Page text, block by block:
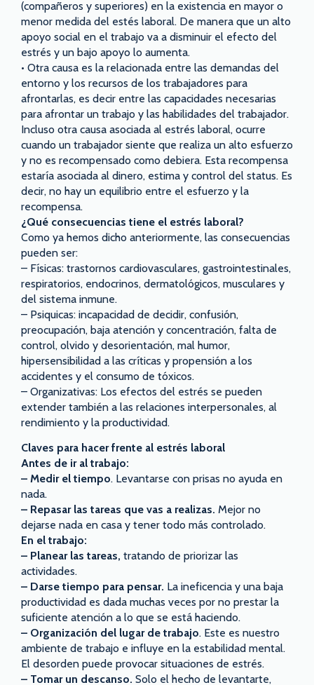
(compañeros y superiores) en la existencia en mayor o
menor medida del estés laboral. De manera que un alto
apoyo social en el trabajo va a disminuir el efecto del
estrés y un bajo apoyo lo aumenta.
• Otra causa es la relacionada entre las demandas del
entorno y los recursos de los trabajadores para
afrontarlas, es decir entre las capacidades necesarias
para afrontar un trabajo y las habilidades del trabajador.
Incluso otra causa asociada al estrés laboral, ocurre
cuando un trabajador siente que realiza un alto esfuerzo
y no es recompensado como debiera. Esta recompensa
estaría asociada al dinero, estima y control del status. Es
decir, no hay un equilibrio entre el esfuerzo y la
recompensa.
¿Qué consecuencias tiene el estrés laboral?
Como ya hemos dicho anteriormente, las consecuencias
pueden ser:
– Físicas: trastornos cardiovasculares, gastrointestinales,
respiratorios, endocrinos, dermatológicos, musculares y
del sistema inmune.
– Psiquicas: incapacidad de decidir, confusión,
preocupación, baja atención y concentración, falta de
control, olvido y desorientación, mal humor,
hipersensibilidad a las críticas y propensión a los
accidentes y el consumo de tóxicos.
– Organizativas: Los efectos del estrés se pueden
extender también a las relaciones interpersonales, al
rendimiento y la productividad.
Claves para hacer frente al estrés laboral
Antes de ir al trabajo:
– Medir el tiempo. Levantarse con prisas no ayuda en
nada.
– Repasar las tareas que vas a realizas. Mejor no
dejarse nada en casa y tener todo más controlado.
En el trabajo:
– Planear las tareas, tratando de priorizar las
actividades.
– Darse tiempo para pensar. La ineficencia y una baja
productividad es dada muchas veces por no prestar la
suficiente atención a lo que se está haciendo.
– Organización del lugar de trabajo. Este es nuestro
ambiente de trabajo e influye en la estabilidad mental.
El desorden puede provocar situaciones de estrés.
– Tomar un descanso. Solo el hecho de levantarte,